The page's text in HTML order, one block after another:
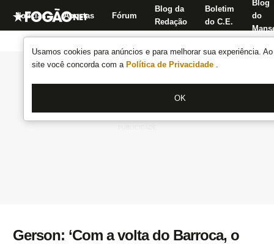
Usamos cookies para anúncios e para melhorar sua experiência.
site você concorda com a Política de Privacidade .
OK
Notícias Apostas Fórum
Blog da
Redação
Boletim
do C.E.
Blog
do
Gerson: ‘Com a volta do Barroca, o